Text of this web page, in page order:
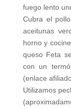
fuego lento
Cubra el
aceitunas
horno y
queso Feta
con un
(enlace
Utilizamos